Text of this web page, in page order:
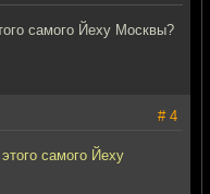
самого Йеху Москвы?
# 4
самого Йеху